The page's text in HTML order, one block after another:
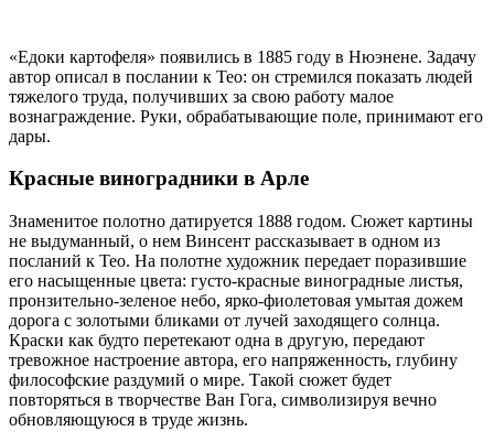
«Едоки картофеля» появились в 1885 году в Нюэнене. Задачу
автор описал в послании к Тео: он стремился показать людей
тяжелого труда, получивших за свою работу малое
вознаграждение. Руки, обрабатывающие поле, принимают его
дары.
Красные виноградники в Арле
Знаменитое полотно датируется 1888 годом. Сюжет картины
не выдуманный, о нем Винсент рассказывает в одном из
посланий к Тео. На полотне художник передает поразившие
его насыщенные цвета: густо-красные виноградные листья,
пронзительно-зеленое небо, ярко-фиолетовая умытая дожем
дорога с золотыми бликами от лучей заходящего солнца.
Краски как будто перетекают одна в другую, передают
тревожное настроение автора, его напряженность, глубину
философские раздумий о мире. Такой сюжет будет
повторяться в творчестве Ван Гога, символизируя вечно
обновляющуюся в труде жизнь.